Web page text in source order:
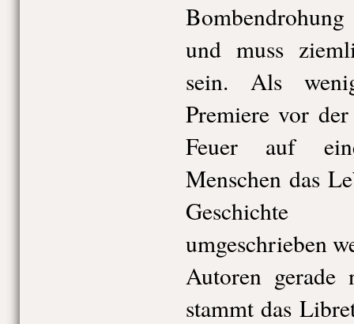
und muss
sein. Als
Premiere vor
Feuer auf
Menschen das
Geschichte
umgeschrieben
Autoren gerade
stammt das